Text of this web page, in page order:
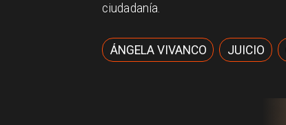
ciudadanía.
ÁNGELA VIVANCO JUICIO